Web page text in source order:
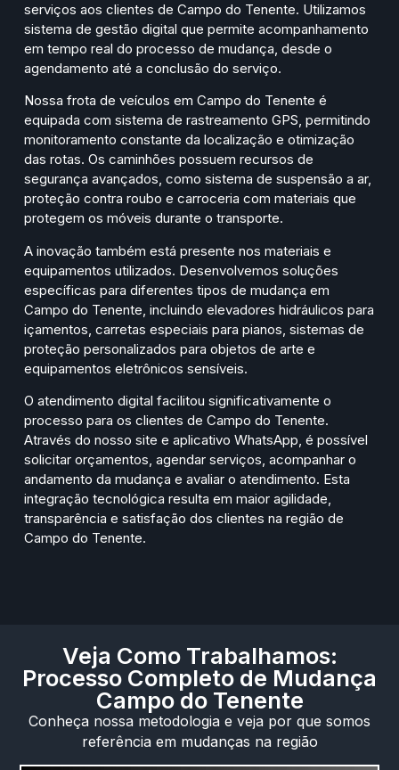
serviços aos clientes de Campo do Tenente. Utilizamos
sistema de gestão digital que permite acompanhamento
em tempo real do processo de mudança, desde o
agendamento até a conclusão do serviço.
Nossa frota de veículos em Campo do Tenente é
equipada com sistema de rastreamento GPS, permitindo
monitoramento constante da localização e otimização
das rotas. Os caminhões possuem recursos de
segurança avançados, como sistema de suspensão a ar,
proteção contra roubo e carroceria com materiais que
protegem os móveis durante o transporte.
A inovação também está presente nos materiais e
equipamentos utilizados. Desenvolvemos soluções
específicas para diferentes tipos de mudança em
Campo do Tenente, incluindo elevadores hidráulicos para
içamentos, carretas especiais para pianos, sistemas de
proteção personalizados para objetos de arte e
equipamentos eletrônicos sensíveis.
O atendimento digital facilitou significativamente o
processo para os clientes de Campo do Tenente.
Através do nosso site e aplicativo WhatsApp, é possível
solicitar orçamentos, agendar serviços, acompanhar o
andamento da mudança e avaliar o atendimento. Esta
integração tecnológica resulta em maior agilidade,
transparência e satisfação dos clientes na região de
Campo do Tenente.
Veja Como Trabalhamos:
Processo Completo de Mudança
Campo do Tenente
Conheça nossa metodologia e veja por que somos
referência em mudanças na região